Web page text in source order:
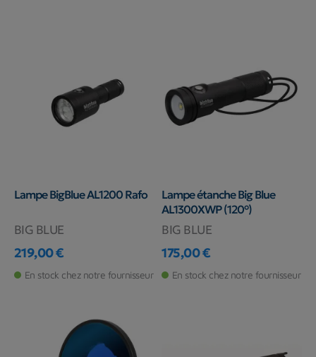
Lampe BigBlue AL1200 Rafo
BIG BLUE
Prix
219,00 €
En stock chez notre fournisseur
Lampe étanche Big Blue
AL1300XWP (120°)
BIG BLUE
Prix
175,00 €
En stock chez notre fournisseur